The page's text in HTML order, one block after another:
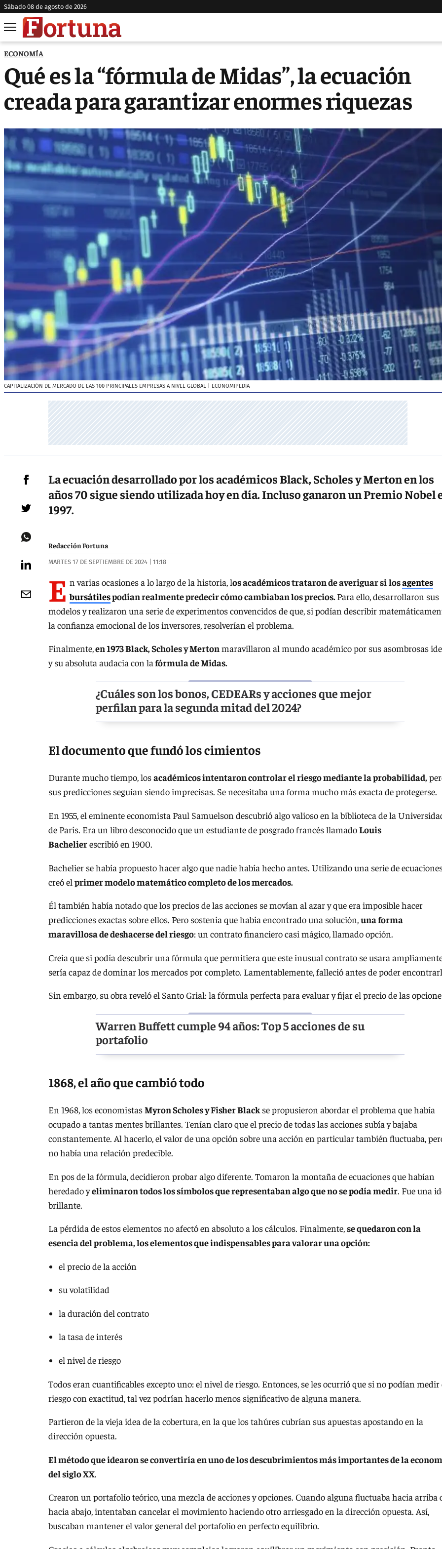
sábado 08 de agosto de 2026
ECONOMÍA
Qué es la “fórmula de Midas”, la ecuación
creada para garantizar enormes riquezas
CAPITALIZACIÓN DE MERCADO DE LAS 100 PRINCIPALES EMPRESAS A NIVEL GLOBAL | ECONOMIPEDIA
La ecuación desarrollado por los académicos Black, Scholes y Merton en los
años 70 sigue siendo utilizada hoy en día. Incluso ganaron un Premio Nobel
1997.
Redacción Fortuna
MARTES 17 DE SEPTIEMBRE DE 2024 | 11:18
E n varias ocasiones a lo largo de la historia, los académicos trataron de averiguar si losagentes
bursátilespodían realmente predecir cómo cambiaban los precios.Para ello, desarrollaron sus
modelos y realizaron una serie de experimentos convencidos de que, si podían describir
la confianza emocional de los inversores, resolverían el problema.
Finalmente,en 1973 Black, Scholes y Mertonmaravillaron al mundo académico por sus asombrosas
y su absoluta audacia con lafórmula de Midas.
¿Cuáles son los bonos, CEDEARs y acciones que mejor
perfilan para la segunda mitad del 2024?
El documento que fundó los cimientos
Durante mucho tiempo, losacadémicos intentaron controlar el riesgo mediante la probabilidad,
sus predicciones seguían siendo imprecisas. Se necesitaba una forma mucho más exacta de protegerse.
En 1955, el eminente economista Paul Samuelson descubrió algo valioso en la biblioteca de la
de París. Era un libro desconocido que un estudiante de posgrado francés llamadoLouis
Bachelierescribió en 1900.
Bachelier se había propuesto hacer algo que nadie había hecho antes. Utilizando una serie de
creó el primer modelo matemático completo de los mercados.
Él también había notado que los precios de las acciones se movían al azar y que era imposible hacer
predicciones exactas sobre ellos. Pero sostenía que había encontrado una solución,una forma
maravillosa de deshacerse del riesgo: un contrato financiero casi mágico, llamado opción.
Creía que si podía descubrir una fórmula que permitiera que este inusual contrato se usara
sería capaz de dominar los mercados por completo. Lamentablemente, falleció antes de poder
Sin embargo, su obra reveló el Santo Grial: la fórmula perfecta para evaluar y fijar el precio de las
Warren Buffett cumple 94 años: Top 5 acciones de su
portafolio
1868, el año que cambió todo
En 1968, los economistasMyron Scholes y Fisher Black se propusieron abordar el problema que había
ocupado a tantas mentes brillantes. Tenían claro que el precio de todas las acciones subía y bajaba
constantemente. Al hacerlo, el valor de una opción sobre una acción en particular también fluctuaba,
no había una relación predecible.
En pos de la fórmula, decidieron probar algo diferente. Tomaron la montaña de ecuaciones que habían
heredado yeliminaron todos los símbolos que representaban algo que no se podía medir. Fue una
brillante.
La pérdida de estos elementos no afectó en absoluto a los cálculos. Finalmente,se quedaron con la
esencia del problema, los elementos que indispensables para valorar una opción:
el precio de la acción
su volatilidad
la duración del contrato
la tasa de interés
el nivel de riesgo
Todos eran cuantificables excepto uno: el nivel de riesgo. Entonces, se les ocurrió que si no podían medir
riesgo con exactitud, tal vez podrían hacerlo menos significativo de alguna manera.
Partieron de la vieja idea de la cobertura, en la que los tahúres cubrían sus apuestas apostando en la
dirección opuesta.
El método que idearon se convertiría en uno de los descubrimientos más importantes de la
del siglo XX.
Crearon un portafolio teórico, una mezcla de acciones y opciones. Cuando alguna fluctuaba hacia arriba
hacia abajo, intentaban cancelar el movimiento haciendo otro arriesgado en la dirección opuesta. Así,
buscaban mantener el valor general del portafolio en perfecto equilibrio.